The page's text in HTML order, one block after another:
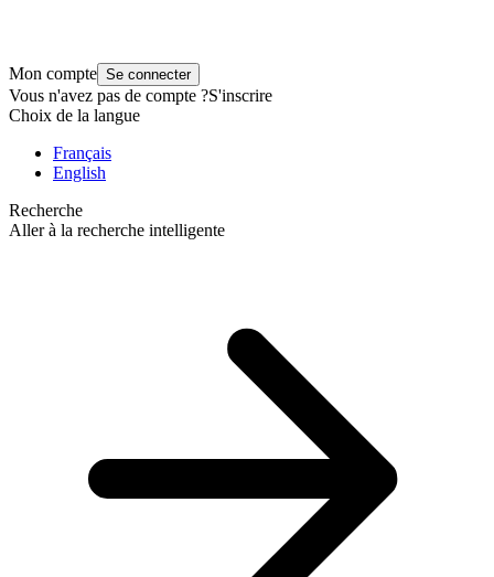
Mon compte Se connecter
Vous n'avez pas de compte ?S'inscrire
Choix de la langue
Français
English
Recherche
Aller à la recherche intelligente